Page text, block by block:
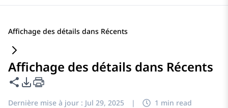
Affichage des détails dans Récents
Affichage des détails dans Récents
Partager cette page
Options d'exportation PDF
Dernière mise à jour : Jul 29, 2025 | 1 min read